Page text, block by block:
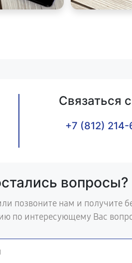
Связаться
+7 (812)
вопросы?
позвоните нам и получите
по интересующему Вас